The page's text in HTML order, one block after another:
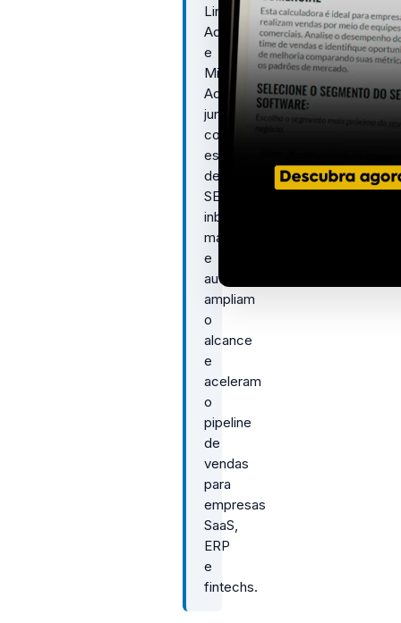
LinkedIn
Ads
e
Microsoft
Ads,
juntamente
com
estratégias
de
SEO,
inbound
marketing
e
automação,
ampliam
o
alcance
e
aceleram
o
pipeline
de
vendas
para
empresas
SaaS,
ERP
e
fintechs.